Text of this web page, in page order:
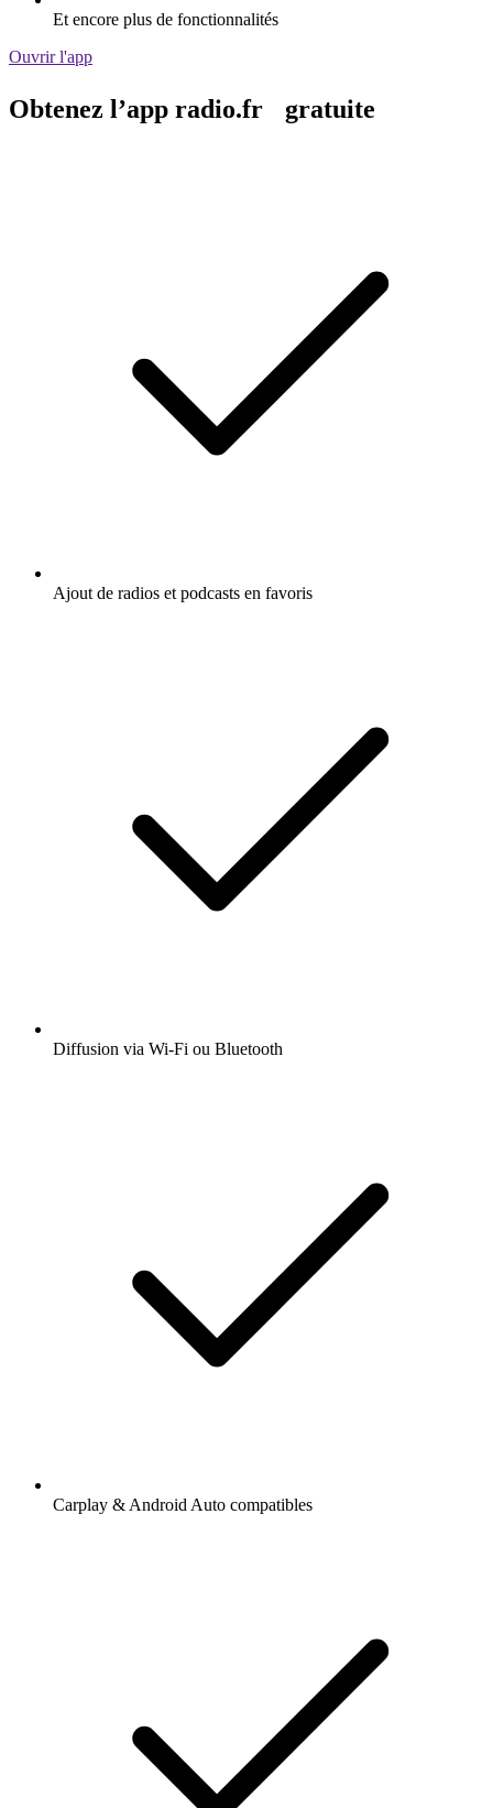
Et encore plus de fonctionnalités
Ouvrir l'app
Obtenez l’app radio.fr gratuite
Ajout de radios et podcasts en favoris
Diffusion via Wi-Fi ou Bluetooth
Carplay & Android Auto compatibles